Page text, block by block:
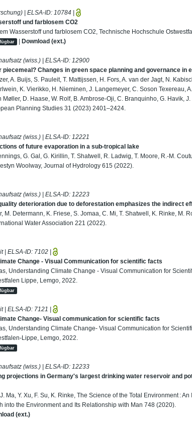
| ELSA-ID: 10784 |
und farblosem CO2
Wasserstoff und farblosem CO2, Technische Hochschule
|Download (ext.)
(wiss.) | ELSA-ID: 12900
piecemeal? Changes in green space planning and governance in
A. Buijs, S. Pauleit, T. Mattijssen, H. Fors, A. van der Jagt, N.
K. Vierikko, H. Nieminen, J. Langemeyer, C. Soson Texereau,
Møller, D. Haase, W. Rolf, B. Ambrose-Oji, C. Branquinho, G. Havik, J.
Planning Studies 31 (2023) 2401–2424.
(wiss.) | ELSA-ID: 12221
of future evaporation in a sub-tropical lake
G. Gal, G. Kirillin, T. Shatwell, R. Ladwig, T. Moore, R.-M.
Woolway, Journal of Hydrology 615 (2022).
(wiss.) | ELSA-ID: 12223
deterioration due to deforestation emphasizes the indirect
M. Determann, K. Friese, S. Jomaa, C. Mi, T. Shatwell, K. Rinke, M.
Water Association 221 (2022).
| ELSA-ID: 7102 |
Change - Visual Communication for scientific facts
Understanding Climate Change - Visual Communication for
Lippe, Lemgo, 2022.
| ELSA-ID: 7121 |
Change- Visual communication for scientific facts
Understanding Climate Change- Visual Communication for
Lippe, Lemgo, 2022.
(wiss.) | ELSA-ID: 12233
projections in Germany's largest drinking water reservoir and
Ma, Y. Xu, F. Su, K. Rinke, The Science of the Total Environment :
into the Environment and Its Relationship with Man 748 (2020).
(ext.)